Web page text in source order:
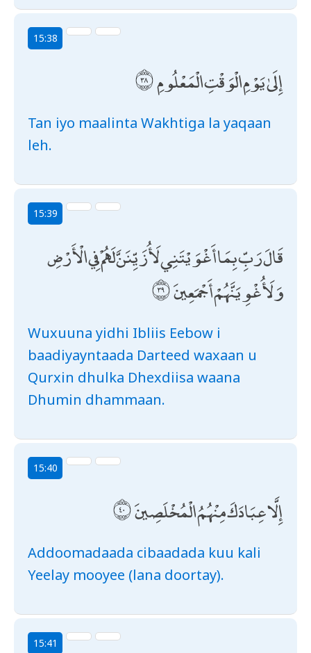
15:38
إِلَىٰ يَوْمِ الْوَقْتِ الْمَعْلُومِ
Tan iyo maalinta Wakhtiga la yaqaan
leh.
15:39
قَالَ رَبِّ بِمَا أَغْوَيْتَنِي لَأُزَيِّنَنَّ لَهُمْ فِي الْأَرْضِ
وَلَأُغْوِيَنَّهُمْ أَجْمَعِينَ
Wuxuuna yidhi Ibliis Eebow i
baadiyayntaada Darteed waxaan u
Qurxin dhulka Dhexdiisa waana
Dhumin dhammaan.
15:40
إِلَّا عِبَادَكَ مِنْهُمُ الْمُخْلَصِينَ
Addoomadaada cibaadada kuu kali
Yeelay mooyee (lana doortay).
15:41